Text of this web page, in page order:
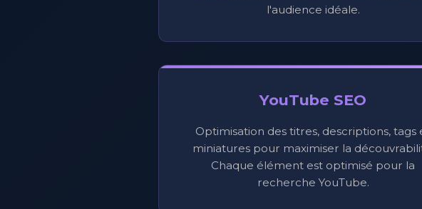
l'audience idéale.
YouTube SEO
Optimisation des titres, descriptions, tags
miniatures pour maximiser la
Chaque élément est optimisé pour la
recherche YouTube.